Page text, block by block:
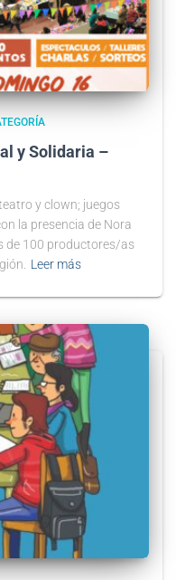
y Solidaria –
y clown; juegos
la presencia de Nora
de 100 productores/as
Leer más